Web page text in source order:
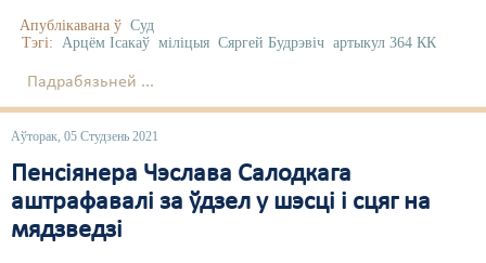
Апублікавана ў Суд
Тэгі: Арцём Ісакаў міліцыя Сяргей Будрэвіч артыкул 364 КК
Падрабязьней ...
Аўторак, 05 Студзень 2021
Пенсіянера Чэслава Салодкага
аштрафавалі за ўдзел у шэсці і сцяг на
мядзведзі